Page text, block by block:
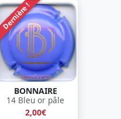
Dernière !
BONNAIRE
14 Bleu or pâle
2,00€